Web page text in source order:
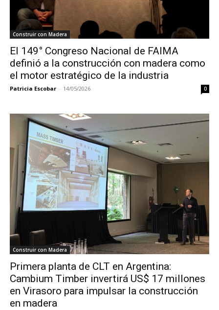
Construir con Madera
El 149° Congreso Nacional de FAIMA
definió a la construcción con madera como
el motor estratégico de la industria
Patricia Escobar - 14/05/2026 0
Construir con Madera
Primera planta de CLT en Argentina:
Cambium Timber invertirá US$ 17 millones
en Virasoro para impulsar la construcción
en madera